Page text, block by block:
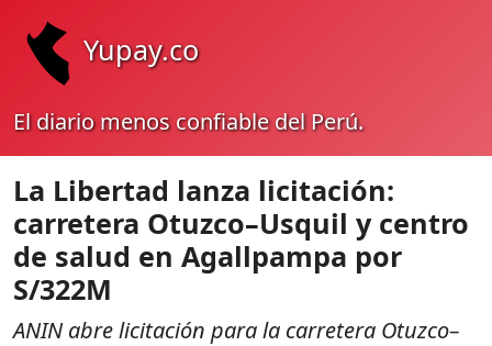
Yupay.co
El diario menos confiable del Perú.
La Libertad lanza licitación:
carretera Otuzco–Usquil y centro
de salud en Agallpampa por
S/322M
ANIN abre licitación para la carretera Otuzco–